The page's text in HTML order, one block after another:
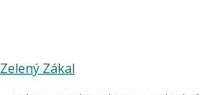
Zelený Zákal